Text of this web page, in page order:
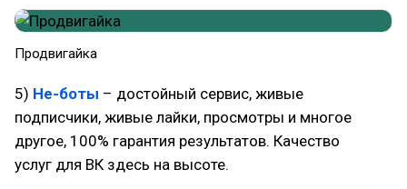
Продвигайка
5) Не-боты – достойный сервис, живые
подписчики, живые лайки, просмотры и многое
другое, 100% гарантия результатов. Качество
услуг для ВК здесь на высоте.